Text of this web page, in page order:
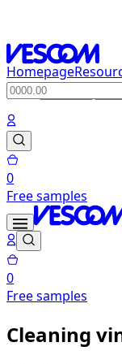
Homepage
Products
0
Free samples
0
Free samples
Cleaning